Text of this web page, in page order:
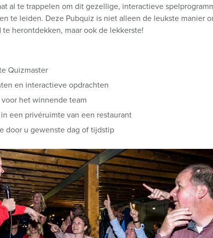
al te trappelen om dit gezellige, interactieve
te leiden. Deze Pubquiz is niet alleen de leukste manier
herontdekken, maar ook de lekkerste!
Quizmaster
en interactieve opdrachten
het winnende team
een privéruimte van een restaurant
door u gewenste dag of tijdstip